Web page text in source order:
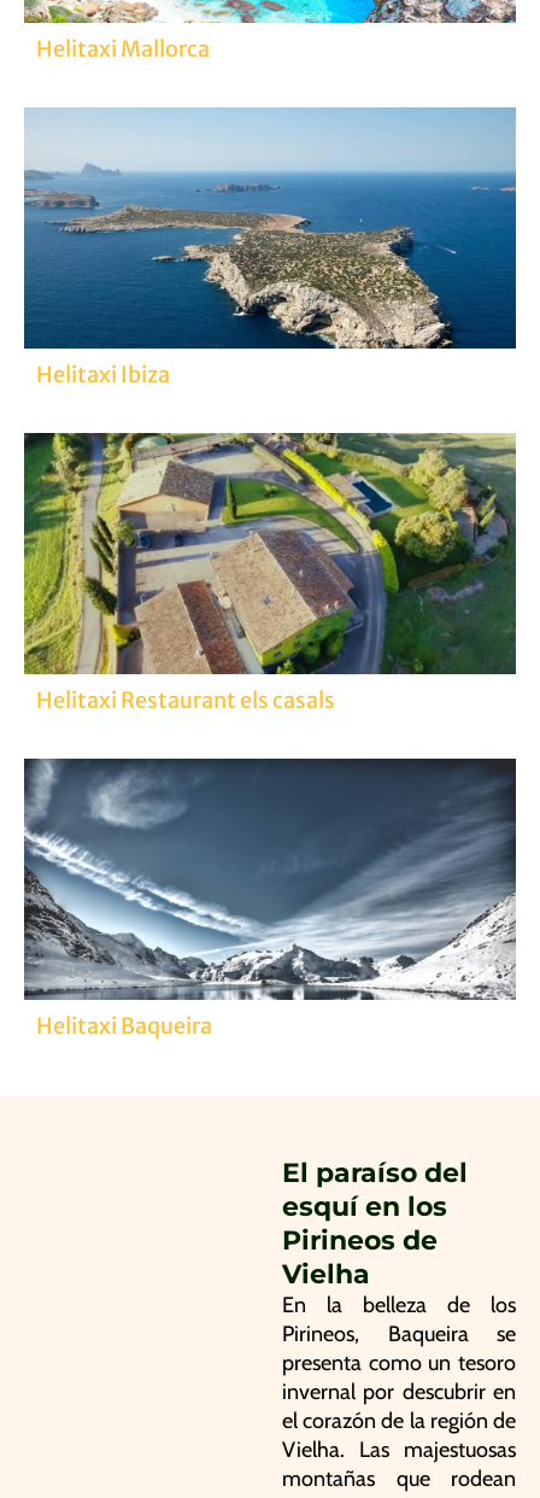
Helitaxi Mallorca
Helitaxi Ibiza
Helitaxi Restaurant els casals
Helitaxi Baqueira
El paraíso del
esquí en los
Pirineos de
Vielha
En la belleza de los
Pirineos, Baqueira se
presenta como un tesoro
invernal por descubrir en
el corazón de la región de
Vielha. Las majestuosas
montañas que rodean